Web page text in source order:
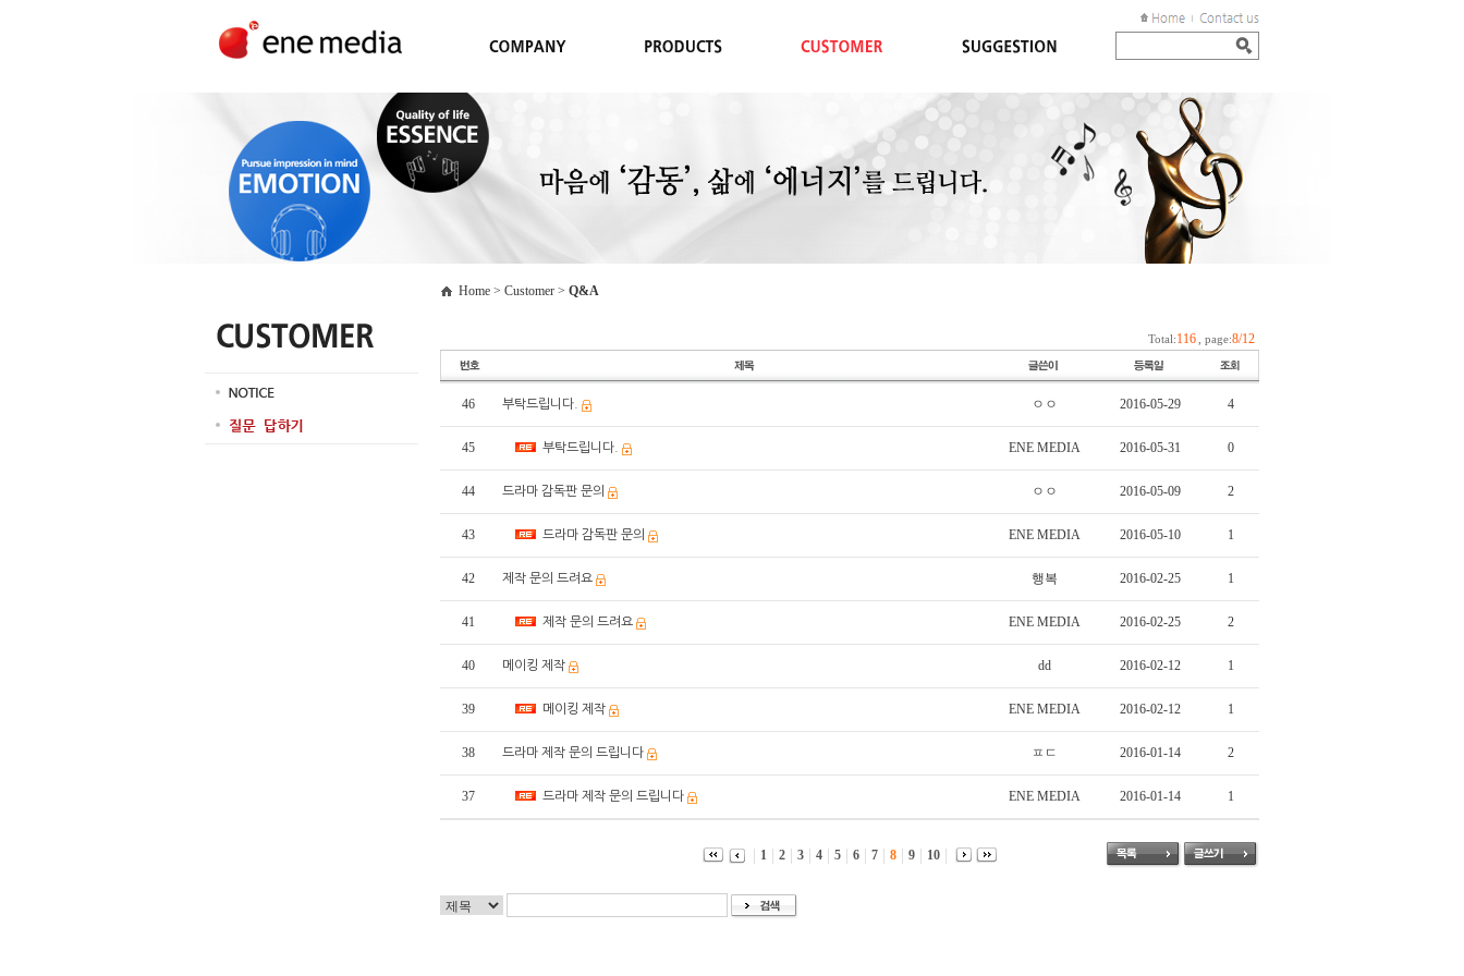
Home > Customer > Q&A
Total:116 , page:8/12
46 부탁드립니다. ㅇㅇ 2016-05-29 4
45 부탁드립니다. ENE MEDIA 2016-05-31 0
44 드라마 감독판 문의 ㅇㅇ 2016-05-09 2
43 드라마 감독판 문의 ENE MEDIA 2016-05-10 1
42 제작 문의 드려요 행복 2016-02-25 1
41 제작 문의 드려요 ENE MEDIA 2016-02-25 2
40 메이킹 제작 dd 2016-02-12 1
39 메이킹 제작 ENE MEDIA 2016-02-12 1
38 드라마 제작 문의 드립니다 ㅍㄷ 2016-01-14 2
37 드라마 제작 문의 드립니다 ENE MEDIA 2016-01-14 1
1 2 3 4 5 6 7 8 9 10